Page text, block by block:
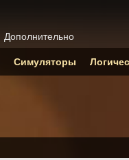
Дополнительно
Симуляторы